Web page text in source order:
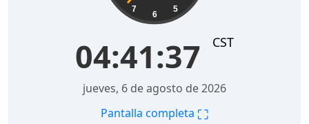
5
6
7
04:41:39 CST
jueves, 6 de agosto de 2026
Pantalla completa ⛶